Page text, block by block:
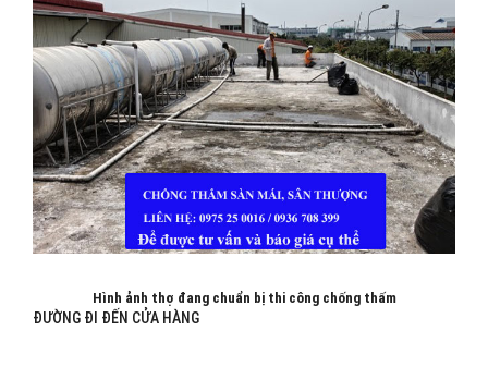
Hình ảnh thợ đang chuẩn bị thi công chống thấm
ĐƯỜNG ĐI ĐẾN CỬA HÀNG